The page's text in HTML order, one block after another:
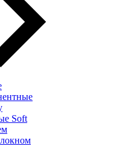
Soft